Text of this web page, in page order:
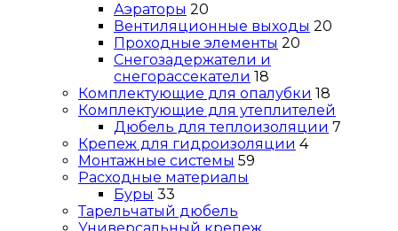
Аэраторы 20
Вентиляционные выходы 20
Проходные элементы 20
Снегозадержатели и
снегорассекатели 18
Комплектующие для опалубки 18
Комплектующие для утеплителей
Дюбель для теплоизоляции 7
Крепеж для гидроизоляции 4
Монтажные системы 59
Расходные материалы
Буры 33
Тарельчатый дюбель